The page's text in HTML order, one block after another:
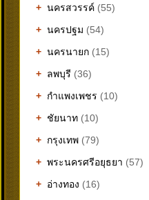
+ นครสวรรค์ (55)
+ นครปฐม (54)
+ นครนายก (15)
+ ลพบุรี (36)
+ กำแพงเพชร (10)
+ ชัยนาท (10)
+ กรุงเทพ (79)
+ พระนครศรีอยุธยา (57)
+ อ่างทอง (16)